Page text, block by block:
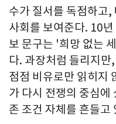
수가 질서를 독점하고
사회를 보여준다. 10
보 문구는 '희망 없는
다. 과장처럼 들리지
점점 비유로만 읽히지
가 다시 전쟁의 중심에
존 조건 자체를 흔들고